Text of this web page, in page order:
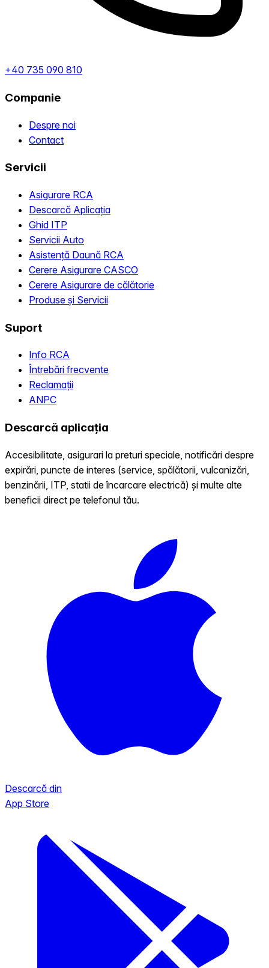
+40 735 090 810
Companie
Despre noi
Contact
Servicii
Asigurare RCA
Descarcă Aplicația
Ghid ITP
Servicii Auto
Asistență Daună RCA
Cerere Asigurare CASCO
Cerere Asigurare de călătorie
Produse și Servicii
Suport
Info RCA
Întrebări frecvente
Reclamații
ANPC
Descarcă aplicația
Accesibilitate, asigurari la preturi speciale, notificări despre
expirări, puncte de interes (service, spălătorii, vulcanizări,
benzinării, ITP, statii de încarcare electrică) și multe alte
beneficii direct pe telefonul tău.
Descarcă din
App Store